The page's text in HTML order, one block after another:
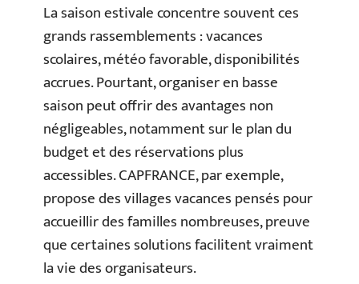
La saison estivale concentre souvent ces
grands rassemblements : vacances
scolaires, météo favorable, disponibilités
accrues. Pourtant, organiser en basse
saison peut offrir des avantages non
négligeables, notamment sur le plan du
budget et des réservations plus
accessibles. CAPFRANCE, par exemple,
propose des villages vacances pensés pour
accueillir des familles nombreuses, preuve
que certaines solutions facilitent vraiment
la vie des organisateurs.